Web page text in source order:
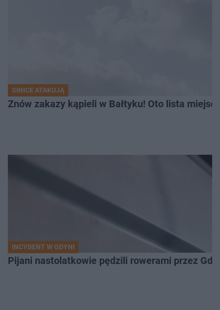
SINICE ATAKUJĄ
Znów zakazy kąpieli w Bałtyku! Oto lista miejsc
INCYDENT W GDYNI
Pijani nastolatkowie pędzili rowerami przez